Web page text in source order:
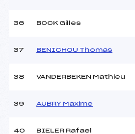
36 BOCK Gilles
37 BENICHOU Thomas
38 VANDERBEKEN Mathieu
39 AUBRY Maxime
40 BIELER Rafael